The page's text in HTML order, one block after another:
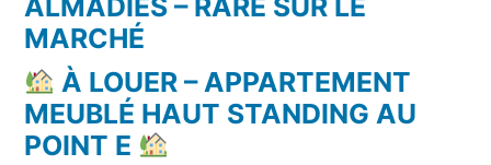
ALMADIES – RARE SUR LE
MARCHÉ
À LOUER – APPARTEMENT
MEUBLÉ HAUT STANDING AU
POINT E